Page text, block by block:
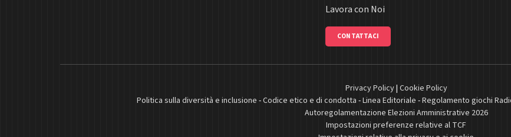
Lavora con Noi
CONTATTACI
Privacy Policy| Cookie Policy
Politica sulla diversità e inclusione -Codice etico e di condotta -Linea Editoriale -Regolamento giochi
Autoregolamentazione Elezioni Amministrative 2026
Impostazioni preferenze relative al TCF